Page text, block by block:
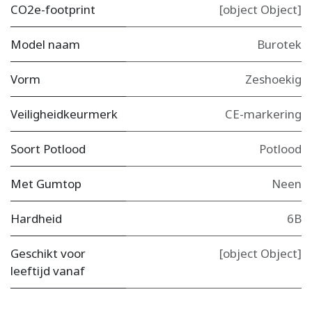
CO2e-footprint [object Object]
Model naam Burotek
Vorm Zeshoekig
Veiligheidkeurmerk CE-markering
Soort Potlood Potlood
Met Gumtop Neen
Hardheid 6B
Geschikt voor
leeftijd vanaf
[object Object]